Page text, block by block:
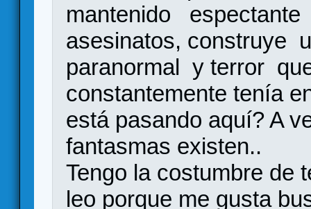
mantenido espectante
asesinatos, construye
paranormal y terror
constantemente tenía
está pasando aquí? A
fantasmas existen..
Tengo la costumbre de
leo porque me gusta